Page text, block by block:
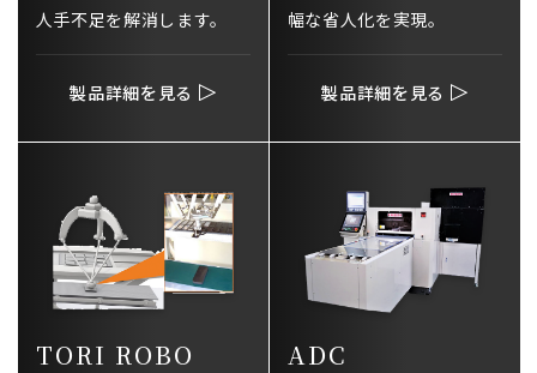
人手不足を解消します。
製品詳細を見る
幅な省人化を実現。
製品詳細を見る
TORI ROBO ADC